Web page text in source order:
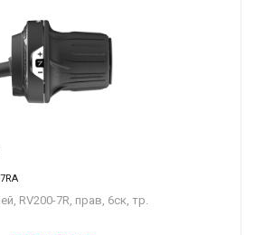
RV200-7R, прав, 6ск, тр.